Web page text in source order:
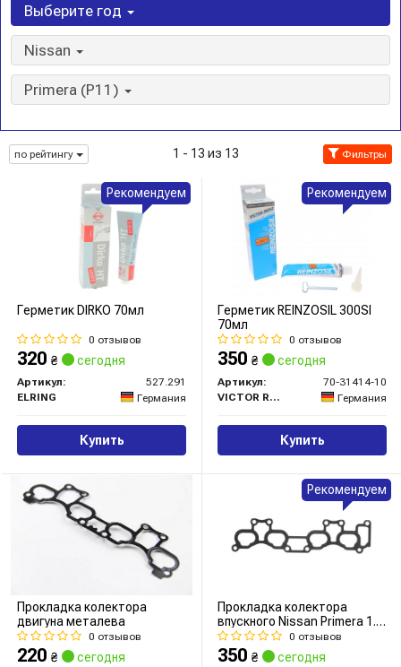
Выберите год
Nissan
Primera (P11)
по рейтингу 1 - 13 из 13 Фильтры
Герметик DIRKO 70мл
0 отзывов
320 ₴ сегодня
Артикул:
527.291
ELRING
Германия
Купить
Рекомендуем
Герметик REINZOSIL 300SI
70мл
0 отзывов
350 ₴ сегодня
Артикул:
70-31414-10
VICTOR REINZ
Германия
Купить
Рекомендуем
Прокладка колектора
двигуна металева
0 отзывов
220 ₴ сегодня
Прокладка колектора
впускного Nissan Primera 1.6
1
0 отзывов
350 ₴ сегодня
Рекомендуем